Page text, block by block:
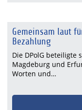
Gemeinsam laut
Bezahlung
Die DPolG beteiligte
Magdeburg und
Worten und…